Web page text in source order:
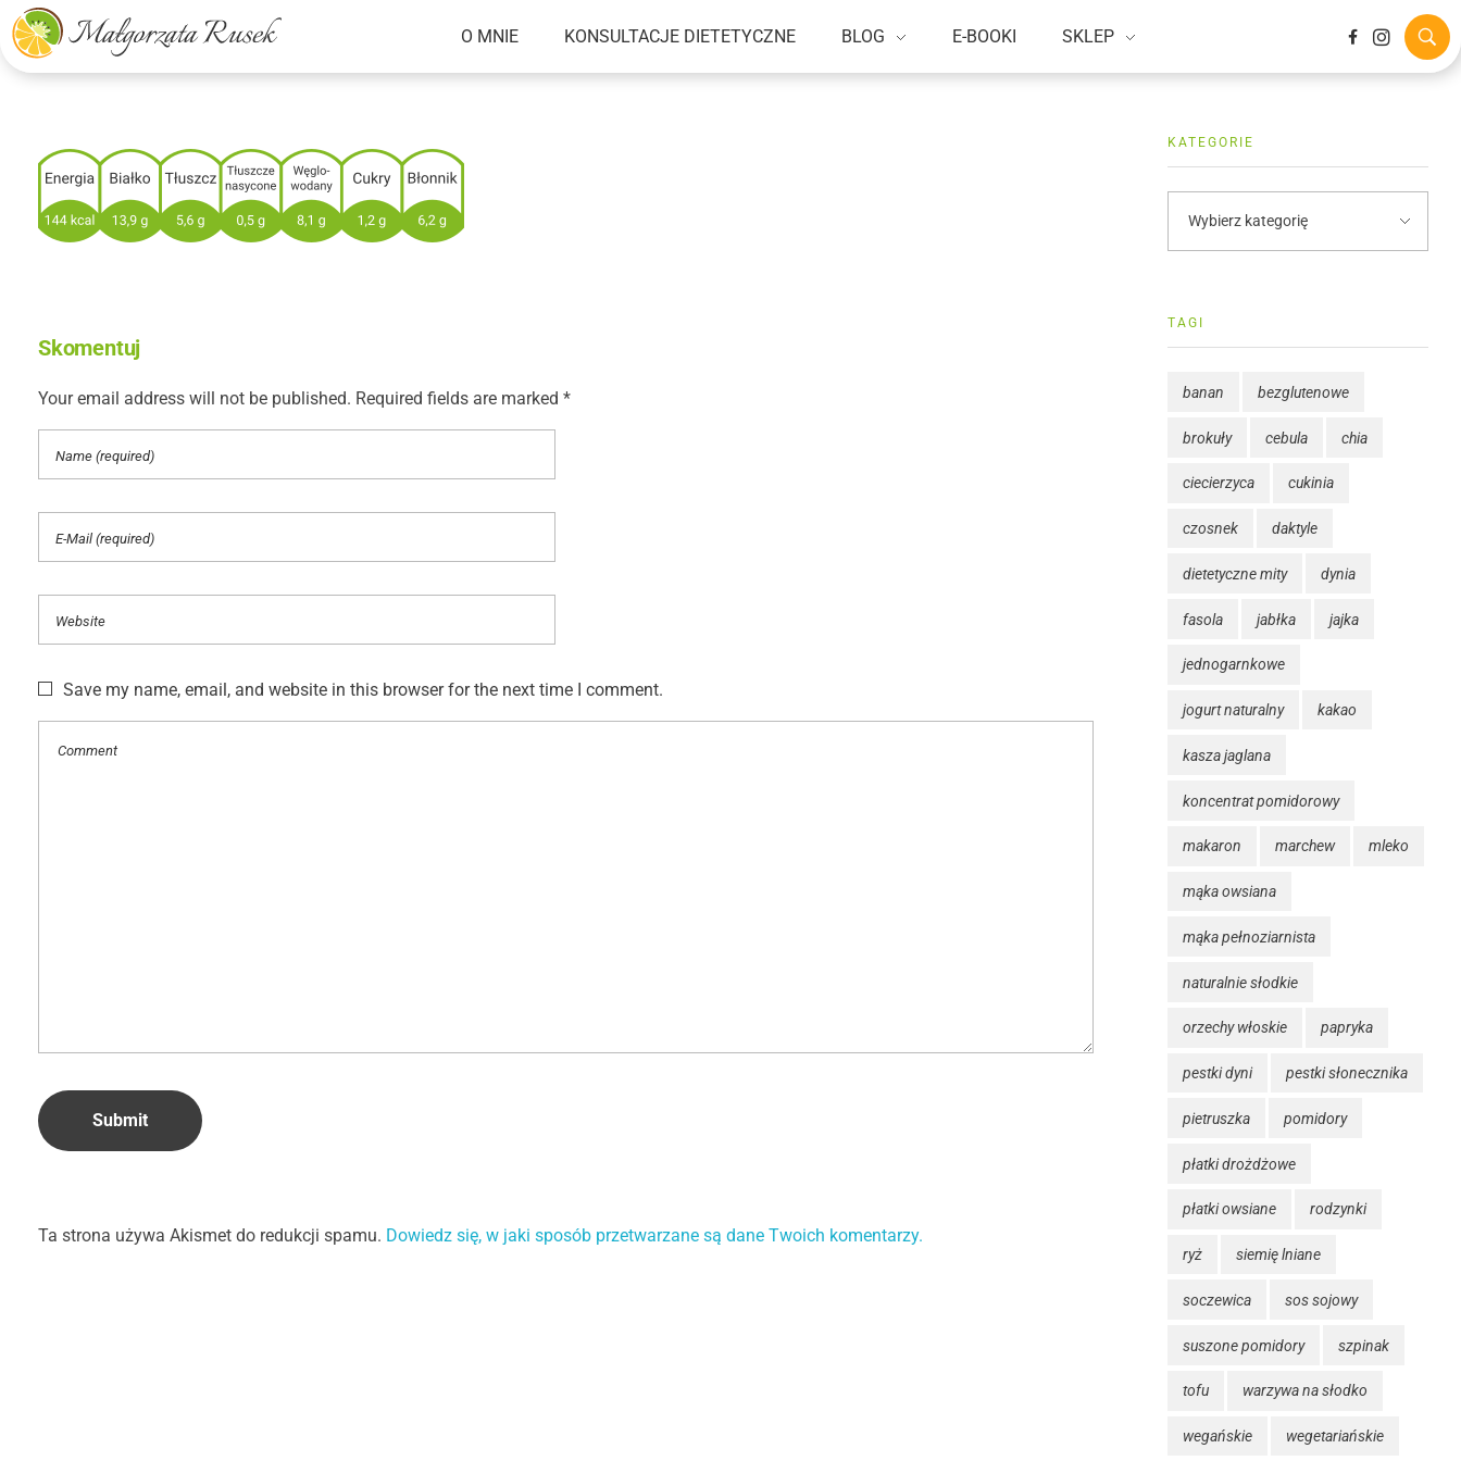
Małgorzata Rusek - dietetyk z pasją
Dietetyka kliniczna & Psychodietetyka
O MNIE KONSULTACJE DIETETYCZNE BLOG E-BOOKI SKLEP
Skomentuj
Your email address will not be published. Required fields are marked *
Save my name, email, and website in this browser for the next time I comment.
Ta strona używa Akismet do redukcji spamu. Dowiedz się, w jaki sposób przetwarzane są dane Twoich komentarzy.
KATEGORIE
TAGI
banan bezglutenowe
brokuły cebula chia
ciecierzyca cukinia
czosnek daktyle
dietetyczne mity dynia
fasola jabłka jajka
jednogarnkowe
jogurt naturalny kakao
kasza jaglana
koncentrat pomidorowy
makaron marchew mleko
mąka owsiana
mąka pełnoziarnista
naturalnie słodkie
orzechy włoskie papryka
pestki dyni pestki słonecznika
pietruszka pomidory
płatki drożdżowe
płatki owsiane rodzynki
ryż siemię lniane
soczewica sos sojowy
suszone pomidory szpinak
tofu warzywa na słodko
wegańskie wegetariańskie